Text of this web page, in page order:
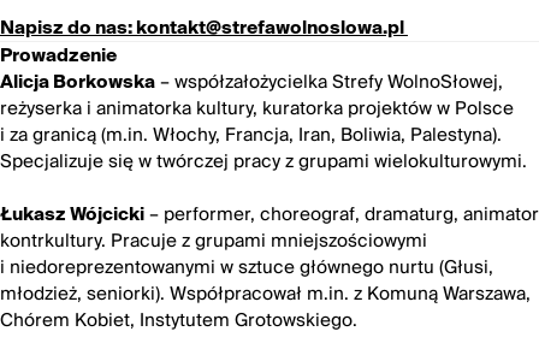
Napisz do nas: kontakt@strefawolnoslowa.pl
Prowadzenie
Alicja Borkowska – współzałożycielka Strefy WolnoSłowej,
reżyserka i animatorka kultury, kuratorka projektów w Polsce
i za granicą (m.in. Włochy, Francja, Iran, Boliwia, Palestyna).
Specjalizuje się w twórczej pracy z grupami wielokulturowymi.
Łukasz Wójcicki – performer, choreograf, dramaturg, animator
kontrkultury. Pracuje z grupami mniejszościowymi
i niedoreprezentowanymi w sztuce głównego nurtu (Głusi,
młodzież, seniorki). Współpracował m.in. z Komuną Warszawa,
Chórem Kobiet, Instytutem Grotowskiego.